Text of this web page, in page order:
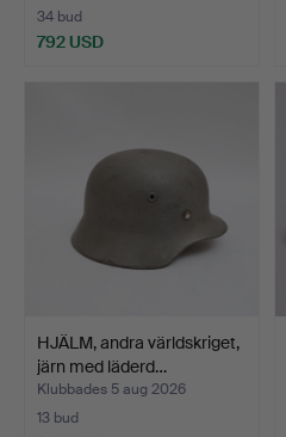
34 bud
792 USD
HJÄLM, andra världskriget,
järn med läderd…
Klubbades 5 aug 2026
13 bud